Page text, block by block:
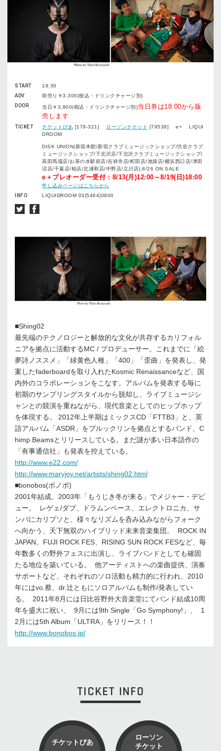
START
19:30
ADV
前売り￥3,300(税込・ドリンクチャージ別)
DOOR
当日￥3,800(税込・ドリンクチャージ別)当日券は18:00から販
売します
TICKET チケットぴあ [179-321] ローソンチケット [79538] e+ LIQUI
DROOM
DISK UNION(新宿本館/新宿クラブミュージックショップ/渋谷クラブ
ミュージックショップ/下北沢店/下北沢クラブミュージックショップ/
高田馬場店/お茶の水駅前店/吉祥寺店/町田店/池袋店/横浜西口店/津田
沼店/千葉店/柏店/北浦和店/中野店/立川店),8/26 ON SALE
e＋プレオーダー受付：8/13(月)12:00～8/19(日)18:00
申し込みページはこちらから
INFO
LIQUIDROOM 03(5464)0800
■Shing02
最先端のテクノロジーと解放的な文化が共存するカリフォル
ニアを拠点に活動するMC / プロデューサー。これまでに「絵
夢詩ノススメ」「緑黄色人種」「400」「歪曲」を発表し、発
案したfaderboardを取り入れたKosmic Renaissanceなど、国
内外のコラボレーションをこなす。アルバムを発表する毎に
初期のサンプリングスタイルから脱却し、ライブミュージシ
ャンとの競演を重ねながら、現代音楽としてのヒップホップ
を体現する。 2012年上半期はミックスCD「FTTB3」と、英
語アルバム「ASDR」をプルックリンを拠点とするバンド、C
himp Beamsとリリースしている。まだ謎が多い日本語作の
「有事通信社」も発表を控えている。
http://www.e22.com/
http://www.maryjoy.net/artists/shing02.html
■bonobos(ボノボ)
2001年結成、2003年「もうじき冬が来る」でメジャー・デビ
ュー。 レゲェ/ダブ、ドラムンベース、エレクトロニカ、サ
ンバにカリプソと、様々なリズムを呑み込みながらフォーク
へ向かう、天下無双のハイブリッド未来音楽集団。 ROCK IN
JAPAN、FUJI ROCK FES、RISING SUN ROCK FESなど、毎
年数多くの野外フェスに出演し、ライブバンドとしても確固
たる地位を築いている。 他アーティストへの楽曲提供、演奏
サポートなど、それぞれのソロ活動も精力的に行われ、2010
年にはvo.蔡、dr.辻ともにソロアルバムも制作/発表してい
る。 2011年8月には日比谷野外大音楽堂にてバンド結成10周
年を盛大に祝い、 9月には9th Single「Go Symphony!」、 1
2月には5th Album「ULTRA」をリリース！！
http://www.bonobos.jp/
TICKET INFO
チケットぴあ
ローソン
チケット